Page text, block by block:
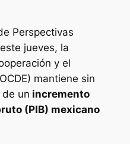
Perspectivas
jueves, la
y el
mantiene sin
un incremento
(PIB) mexicano